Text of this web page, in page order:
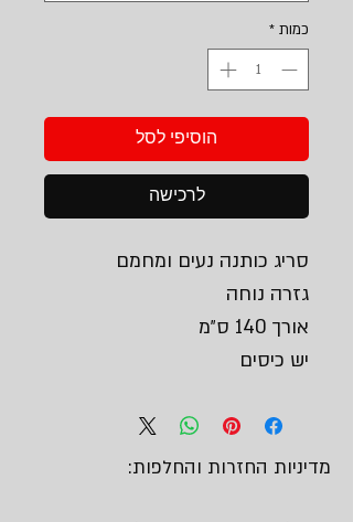
כמות *
הוסיפי לסל
לרכישה
סריג כותנה נעים ומחמם
גזרה נוחה
אורך 140 ס״מ
יש כיסים
מדיניות החזרות והחלפות: